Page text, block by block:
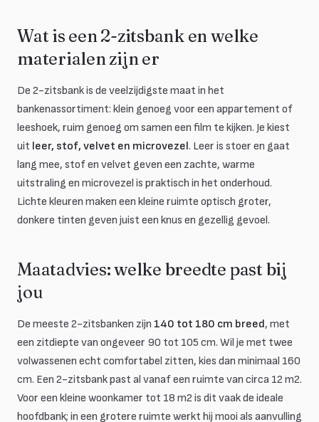
Wat is een 2-zitsbank en welke
materialen zijn er
De 2-zitsbank is de veelzijdigste maat in het
bankenassortiment: klein genoeg voor een appartement of
leeshoek, ruim genoeg om samen een film te kijken. Je kiest
uit leer, stof, velvet en microvezel. Leer is stoer en gaat
lang mee, stof en velvet geven een zachte, warme
uitstraling en microvezel is praktisch in het onderhoud.
Lichte kleuren maken een kleine ruimte optisch groter,
donkere tinten geven juist een knus en gezellig gevoel.
Maatadvies: welke breedte past bij
jou
De meeste 2-zitsbanken zijn 140 tot 180 cm breed, met
een zitdiepte van ongeveer 90 tot 105 cm. Wil je met twee
volwassenen echt comfortabel zitten, kies dan minimaal 160
cm. Een 2-zitsbank past al vanaf een ruimte van circa 12 m2.
Voor een kleine woonkamer tot 18 m2 is dit vaak de ideale
hoofdbank; in een grotere ruimte werkt hij mooi als aanvulling